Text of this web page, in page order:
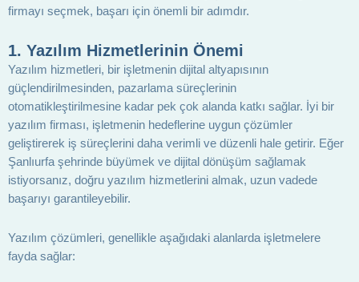
firmayı seçmek, başarı için önemli bir adımdır.
1. Yazılım Hizmetlerinin Önemi
Yazılım hizmetleri, bir işletmenin dijital altyapısının
güçlendirilmesinden, pazarlama süreçlerinin
otomatikleştirilmesine kadar pek çok alanda katkı sağlar. İyi bir
yazılım firması, işletmenin hedeflerine uygun çözümler
geliştirerek iş süreçlerini daha verimli ve düzenli hale getirir. Eğer
Şanlıurfa şehrinde büyümek ve dijital dönüşüm sağlamak
istiyorsanız, doğru yazılım hizmetlerini almak, uzun vadede
başarıyı garantileyebilir.
Yazılım çözümleri, genellikle aşağıdaki alanlarda işletmelere
fayda sağlar: